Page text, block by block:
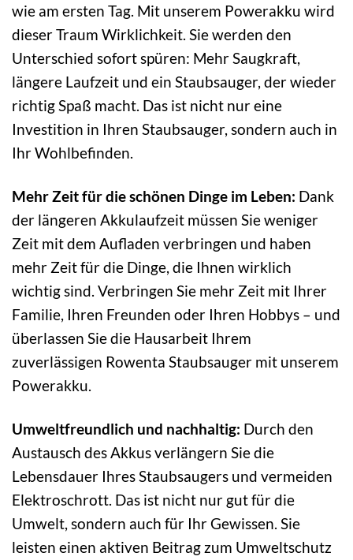
wie am ersten Tag. Mit unserem Powerakku wird
dieser Traum Wirklichkeit. Sie werden den
Unterschied sofort spüren: Mehr Saugkraft,
längere Laufzeit und ein Staubsauger, der wieder
richtig Spaß macht. Das ist nicht nur eine
Investition in Ihren Staubsauger, sondern auch in
Ihr Wohlbefinden.
Mehr Zeit für die schönen Dinge im Leben: Dank
der längeren Akkulaufzeit müssen Sie weniger
Zeit mit dem Aufladen verbringen und haben
mehr Zeit für die Dinge, die Ihnen wirklich
wichtig sind. Verbringen Sie mehr Zeit mit Ihrer
Familie, Ihren Freunden oder Ihren Hobbys – und
überlassen Sie die Hausarbeit Ihrem
zuverlässigen Rowenta Staubsauger mit unserem
Powerakku.
Umweltfreundlich und nachhaltig: Durch den
Austausch des Akkus verlängern Sie die
Lebensdauer Ihres Staubsaugers und vermeiden
Elektroschrott. Das ist nicht nur gut für die
Umwelt, sondern auch für Ihr Gewissen. Sie
leisten einen aktiven Beitrag zum Umweltschutz